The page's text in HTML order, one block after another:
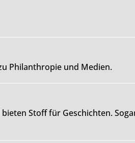
Philanthropie und Medien.
Stoff für Geschichten.